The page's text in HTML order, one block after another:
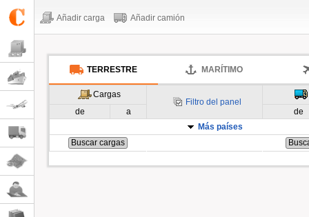
Añadir carga Añadir camión
TERRESTRE MARÍTIMO
Cargas
Filtro del panel
de
a
de
Más países